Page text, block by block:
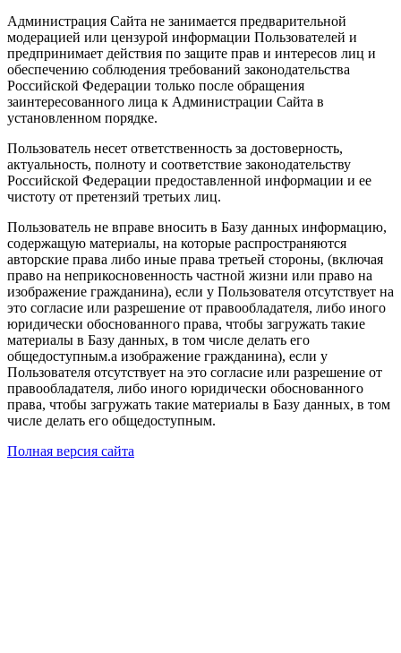
Администрация Сайта не занимается предварительной
модерацией или цензурой информации Пользователей и
предпринимает действия по защите прав и интересов лиц и
обеспечению соблюдения требований законодательства
Российской Федерации только после обращения
заинтересованного лица к Администрации Сайта в
установленном порядке.
Пользователь несет ответственность за достоверность,
актуальность, полноту и соответствие законодательству
Российской Федерации предоставленной информации и ее
чистоту от претензий третьих лиц.
Пользователь не вправе вносить в Базу данных информацию,
содержащую материалы, на которые распространяются
авторские права либо иные права третьей стороны, (включая
право на неприкосновенность частной жизни или право на
изображение гражданина), если у Пользователя отсутствует на
это согласие или разрешение от правообладателя, либо иного
юридически обоснованного права, чтобы загружать такие
материалы в Базу данных, в том числе делать его
общедоступным.а изображение гражданина), если у
Пользователя отсутствует на это согласие или разрешение от
правообладателя, либо иного юридически обоснованного
права, чтобы загружать такие материалы в Базу данных, в том
числе делать его общедоступным.
Полная версия сайта